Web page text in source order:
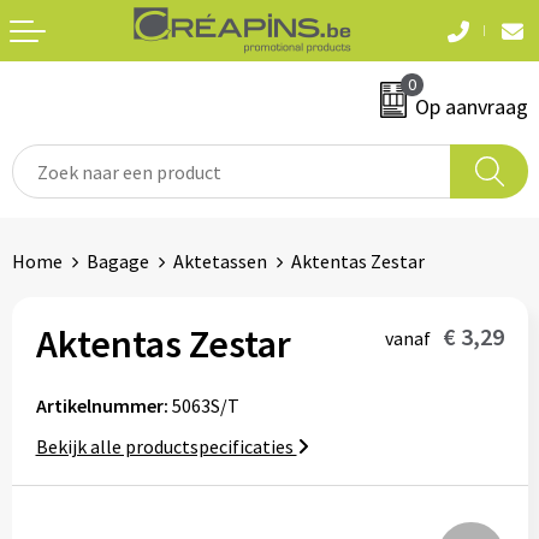
0
Op aanvraag
T-shirts
Sweaters en hoodies
Fleeces
Hemden
Automerken
Snoepgoed
Waterflesjes
Home Bagage Aktetassen Aktentas Zestar
Aktentas Zestar vanaf € 3,29
Artikelnummer: 5063S/T
Bekijk alle productspecificaties